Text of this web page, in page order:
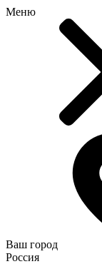
Меню
Ваш город
Россия